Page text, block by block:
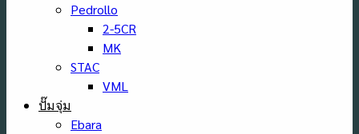
Pedrollo
2-5CR
MK
STAC
VML
ปั๊มจุ่ม
Ebara